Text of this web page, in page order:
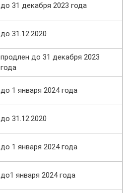
до 31 декабря 2023 года
до 31.12.2020
продлен до 31 декабря 2023
года
до 1 января 2024 года
до 31.12.2020
до 1 января 2024 года
до1 января 2024 года